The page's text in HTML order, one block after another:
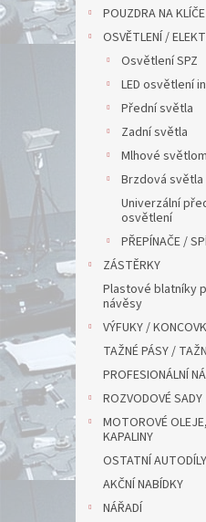
POUZDRA NA KLÍČE
OSVĚTLENÍ /
Osvětlení SPZ
LED osvětlení
Přední světla
Zadní světla
Mlhové
Brzdová světla
Univerzální
osvětlení
PŘEPÍNAČE /
ZÁSTĚRKY
Plastové blatníky
návěsy
VÝFUKY /
TAŽNÉ PÁSY /
PROFESIONÁLNÍ
ROZVODOVÉ SADY
MOTOROVÉ
KAPALINY
OSTATNÍ
AKČNÍ NABÍDKY
NÁŘADÍ